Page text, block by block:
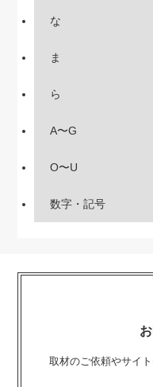
な
ま
ら
A〜G
O〜U
数字・記号
取材のご依頼やサイ